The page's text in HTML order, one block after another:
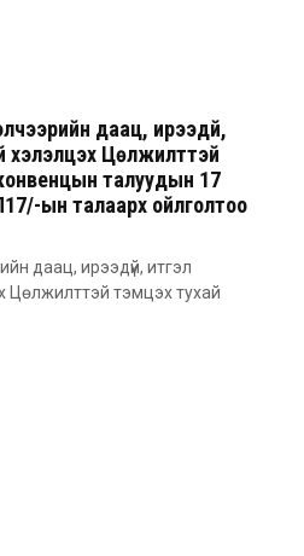
даац, ирээдүй,
хэлэлцэх Цөлжилттэй
талуудын 17
ын талаарх ойлголтоо
даац, ирээдүй, итгэл
Цөлжилттэй тэмцэх тухай